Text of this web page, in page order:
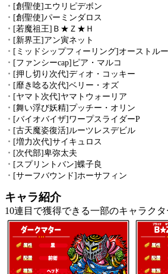
・ [創聖使]エウリピデボン
・ [創聖使]パーミンダロス
・ [若魔祖王]Ｂ★Ｚ★Ｈ
・ [新界王]アン寅ネット
・ [ミッドシップフィーリング]オーストル
・ [ファンシーcap]ピア・マルコ
・ [押し切り次代]ディオ・コッキー
・ [靡き唸る次代]ベリー・オズ
・ [ヤマト次代]ヤマトウォーリア
・ [舞い浮び妖精]プッチー・オリン
・ [バイオバイザ]ワープスライダーP
・ [古天魔姿復活]ルーツレスデビル
・ [増力次代]サイキュロス
・ [次代部]卑弥太夫
・ [スプリントバン]蝶子良
・ [サーフバウンド]ホーサフィン
キャラ紹介
10連目で獲得できる一部のキャラクタ